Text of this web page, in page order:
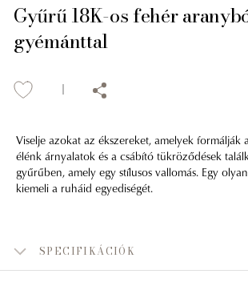
Gyűrű 18K-os fehér
gyémánttal
Viselje azokat az ékszereket, amelyek formálják
élénk árnyalatok és a csábító tükröződések
gyűrűben, amely egy stílusos vallomás. Egy
kiemeli a ruháid egyediségét.
SPECIFIKÁCIÓK